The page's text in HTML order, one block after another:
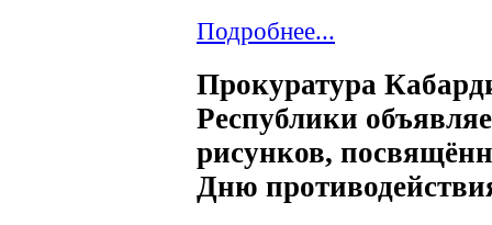
Подробнее...
Прокуратура
Республики
рисунков,
Дню